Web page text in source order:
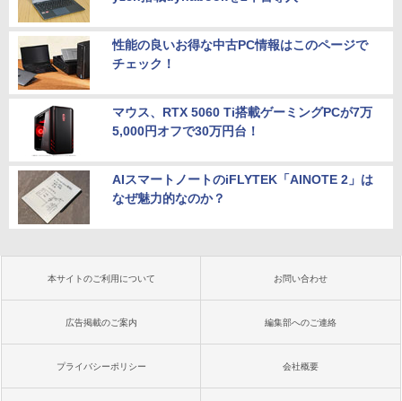
性能の良いお得な中古PC情報はこのページで
チェック！
マウス、RTX 5060 Ti搭載ゲーミングPCが7万
5,000円オフで30万円台！
AIスマートノートのiFLYTEK「AINOTE 2」は
なぜ魅力的なのか？
本サイトのご利用について お問い合わせ
広告掲載のご案内 編集部へのご連絡
プライバシーポリシー 会社概要